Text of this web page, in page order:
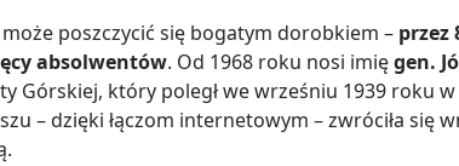
może poszczycić się bogatym dorobkiem – przez
absolwentów. Od 1968 roku nosi imięgen.
Górskiej, który poległ we wrześniu 1939 roku
– dzięki łączom internetowym – zwróciła się